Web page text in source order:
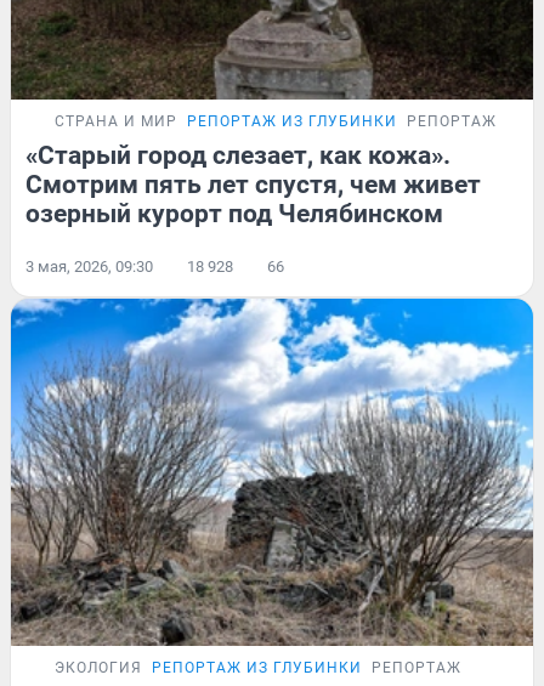
СТРАНА И МИР РЕПОРТАЖ ИЗ ГЛУБИНКИ РЕПОРТАЖ
«Старый город слезает, как кожа».
Смотрим пять лет спустя, чем живет
озерный курорт под Челябинском
3 мая, 2026, 09:30 18 928 66
ЭКОЛОГИЯ РЕПОРТАЖ ИЗ ГЛУБИНКИ РЕПОРТАЖ